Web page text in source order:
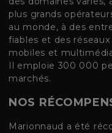
plus grands
au monde, à des
fiables et des
mobiles et
Il emploie 300 000
marchés.
NOS
Marionnaud a été